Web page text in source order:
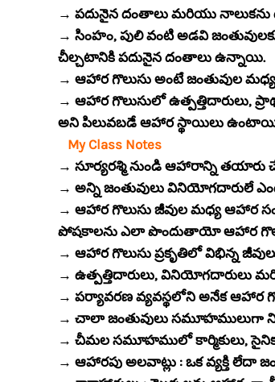
→ పదునైన దంతాలు మరియు
→ సింహం, పులి వంటి అడవి
చీల్చటానికి పదునైన దంతాలు ఉన్నాయి.
→ ఆహార గొలుసు అంటే జంతువుల
→ ఆహార గొలుసులో
అని పిలువబడే ఆహార స్థాయిలు
My Class Notes
→ సూర్యరశ్మి నుండి ఆహారాన్ని తయారు
→ అన్ని జంతువులు వినియోగదారులే
→ ఆహార గొలుసు జీవుల మధ్య ఆహార
పోషకాలను ఎలా పొందుతాయో ఆహార
→ ఆహార గొలుసు ప్రకృతిలో విభిన్న
→ ఉత్పత్తిదారులు,
→ పర్యావరణ వ్యవస్థలోని అనేక ఆహార
→ చాలా జంతువులు సమూహములుగా
→ చీమల సమూహములో కార్మికులు,
→ ఆహారపు అలవాట్లు : ఒక వ్యక్తి లేదా